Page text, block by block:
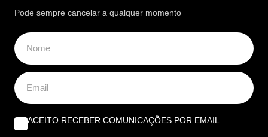
O IPMA registou ainda um segundo sismo, de
magnitude 2,5, perto do Cabo de São Vicente, sem
ÚLTIMAS NOTÍCIAS
Pode sempre cancelar a qualquer momento
ACEITO RECEBER COMUNICAÇÕES POR EMAIL